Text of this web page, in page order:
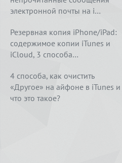
электронной почты на i…
Резервная копия iPhone/iPad:
содержимое копии iTunes и
iCloud, 3 способа…
4 способа, как очистить
«Другое» на айфоне в iTunes и
что это такое?